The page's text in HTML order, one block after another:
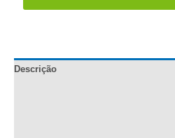
Químico
-Descrição